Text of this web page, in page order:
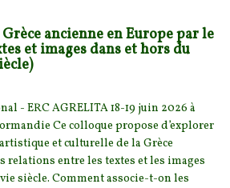
ancienne en Europe par le
et images dans et hors du
- ERC AGRELITA 18-19 juin 2026 à
Ce colloque propose d’explorer
et culturelle de la Grèce
relations entre les textes et les images
siècle. Comment associe-t-on les